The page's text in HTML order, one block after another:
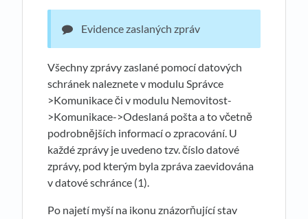
Evidence zaslaných zpráv
Všechny zprávy zaslané pomocí datových
schránek naleznete v modulu Správce
>Komunikace či v modulu Nemovitost-
>Komunikace->Odeslaná pošta a to včetně
podrobnějších informací o zpracování. U
každé zprávy je uvedeno tzv. číslo datové
zprávy, pod kterým byla zpráva zaevidována
v datové schránce (1).
Po najetí myší na ikonu znázorňující stav